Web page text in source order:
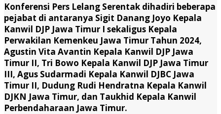
Konferensi Pers Lelang Serentak dihadiri beberapa
pejabat di antaranya Sigit Danang Joyo Kepala
Kanwil DJP Jawa Timur I sekaligus Kepala
Perwakilan Kemenkeu Jawa Timur Tahun 2024,
Agustin Vita Avantin Kepala Kanwil DJP Jawa
Timur II, Tri Bowo Kepala Kanwil DJP Jawa Timur
III, Agus Sudarmadi Kepala Kanwil DJBC Jawa
Timur II, Dudung Rudi Hendratna Kepala Kanwil
DJKN Jawa Timur, dan Taukhid Kepala Kanwil
Perbendaharaan Jawa Timur.